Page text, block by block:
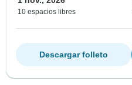
10 espacios libres
Descargar folleto